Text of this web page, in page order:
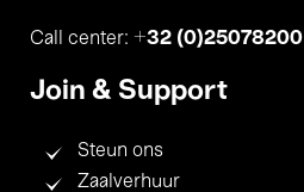
Call center: +32 (0)25078200
Join & Support
Steun ons
Zaalverhuur